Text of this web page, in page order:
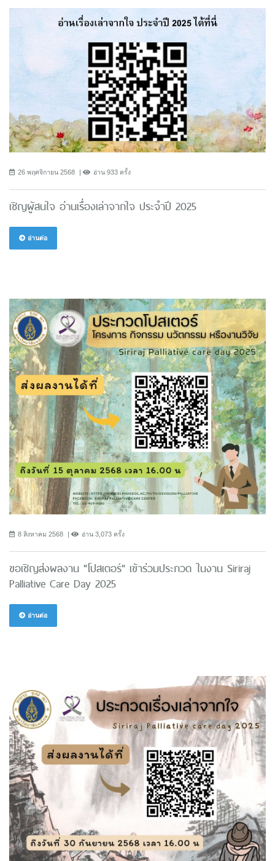
26 พฤศจิกายน 2568 อ่าน 933 ครั้ง
เชิญผู้สนใจ อ่านเรื่องเล่าจากใจ ประจำปี 2025
อ่านต่อ
8 สิงหาคม 2568 อ่าน 3,073 ครั้ง
ขอเชิญส่งผลงาน "โปสเตอร์" เข้าร่วมประกวด ในงาน Siriraj
Palliative Care Day 2025
อ่านต่อ